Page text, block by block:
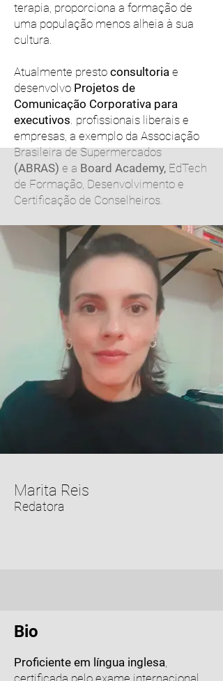
terapia, proporciona a formação de
uma população menos alheia à sua
cultura.
Atualmente presto consultoria e
desenvolvo Projetos de
Comunicação Corporativa para
executivos. profissionais liberais e
empresas, a exemplo da Associação
Brasileira de Supermercados
(ABRAS) e a Board Academy, EdTech
de Formação, Desenvolvimento e
Certificação de Conselheiros.
Marita Reis
Redatora
Bio
Proficiente em língua inglesa,
certificada pelo exame internacional